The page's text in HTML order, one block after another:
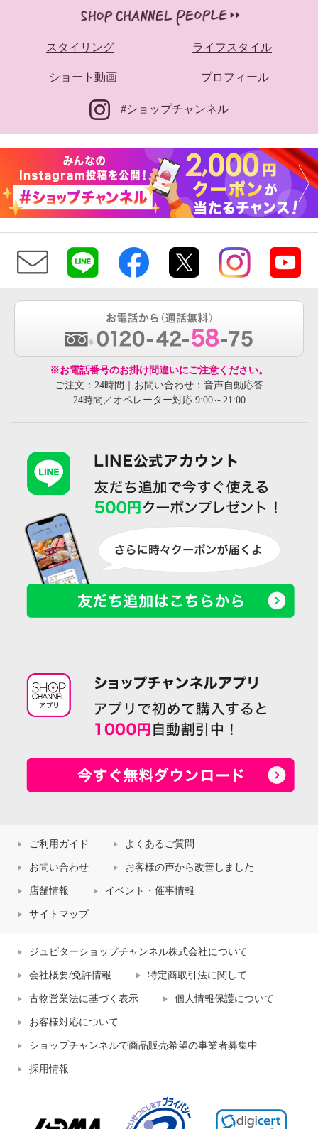
スタイリング ライフスタイル
ショート動画 プロフィール
#ショップチャンネル
※お電話番号のお掛け間違いにご注意ください。
ご注文：24時間｜お問い合わせ：音声自動応答
24時間／オペレーター対応 9:00～21:00
ご利用ガイド よくあるご質問
お問い合わせ お客様の声から改善しました
店舗情報 イベント・催事情報
サイトマップ
ジュピターショップチャンネル株式会社について
会社概要/免許情報 特定商取引法に関して
古物営業法に基づく表示 個人情報保護について
お客様対応について
ショップチャンネルで商品販売希望の事業者募集中
採用情報